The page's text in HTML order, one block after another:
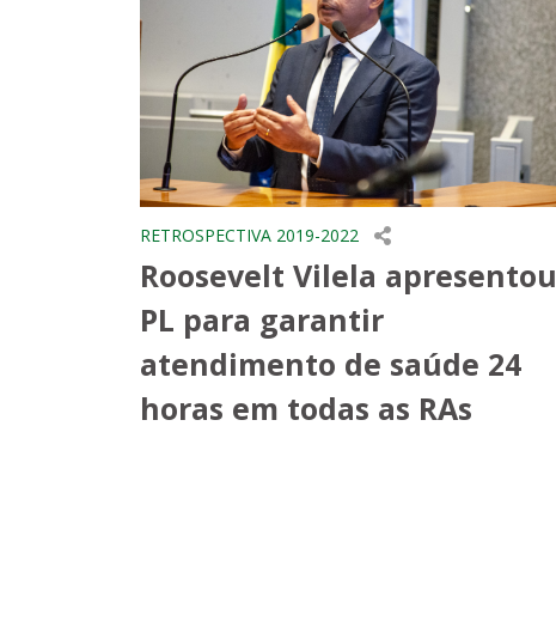
RETROSPECTIVA 2019-2022
Roosevelt Vilela apresentou
PL para garantir
atendimento de saúde 24
horas em todas as RAs